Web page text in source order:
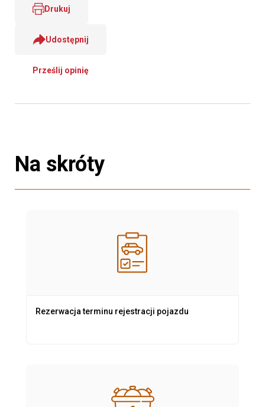
Drukuj
Udostępnij
Prześlij opinię
Na skróty
Rezerwacja terminu rejestracji pojazdu